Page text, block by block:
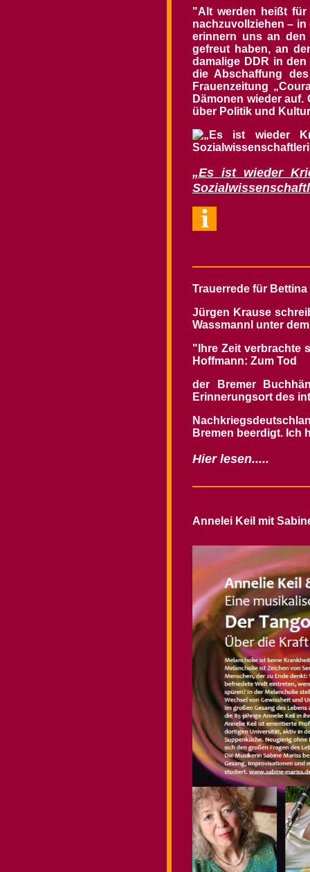
"Alt werden heißt
nachzuvollziehen –
erinnern uns an
gefreut haben, an
damalige DDR in
die Abschaffung
Frauenzeitung
Dämonen wieder auf.
über Politik und
„Es ist wieder
Trauerrede für
Jürgen Krause
Wassmannl unter
"Ihre Zeit verbrachte
Hoffmann: Zum Tod
der Bremer
Erinnerungsort des
Bremen beerdigt. Ich
Hier lesen.....
Annelei Keil mit